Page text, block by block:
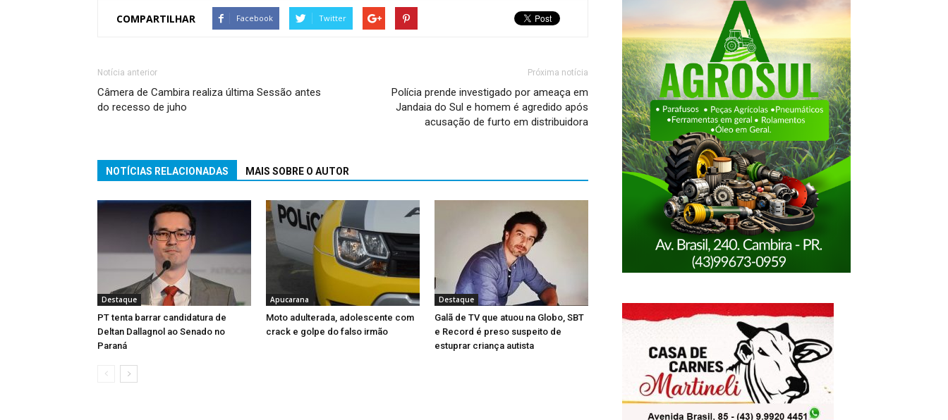
COMPARTILHAR Facebook Twitter
Notícia anterior
Câmera de Cambira realiza última Sessão antes
do recesso de juho
Próxima notícia
Polícia prende investigado por ameaça em
Jandaia do Sul e homem é agredido após
acusação de furto em distribuidora
NOTÍCIAS RELACIONADAS MAIS SOBRE O AUTOR
Destaque
PT tenta barrar candidatura de
Deltan Dallagnol ao Senado no
Paraná
Apucarana
Moto adulterada, adolescente com
crack e golpe do falso irmão
Destaque
Galã de TV que atuou na Globo, SBT
e Record é preso suspeito de
estuprar criança autista